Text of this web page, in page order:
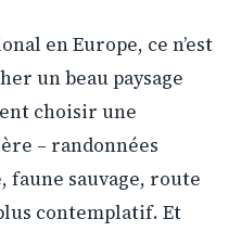
en Europe, ce n’est
un beau paysage
choisir une
– randonnées
faune sauvage, route
contemplatif. Et